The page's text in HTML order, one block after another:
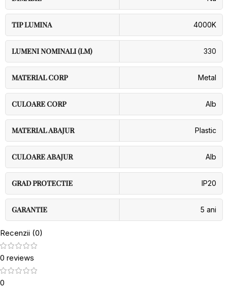
TIP LUMINA 4000K
LUMENI NOMINALI (LM) 330
MATERIAL CORP Metal
CULOARE CORP Alb
MATERIAL ABAJUR Plastic
CULOARE ABAJUR Alb
GRAD PROTECTIE IP20
GARANTIE 5 ani
Recenzii (0)
0 reviews
0